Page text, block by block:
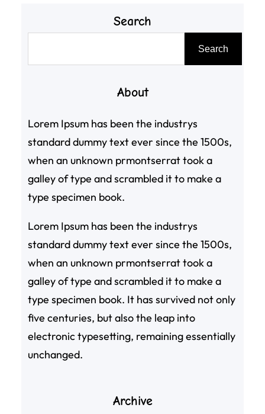
Search
Search
About
Lorem Ipsum has been the industrys
standard dummy text ever since the 1500s,
when an unknown prmontserrat took a
galley of type and scrambled it to make a
type specimen book.
Lorem Ipsum has been the industrys
standard dummy text ever since the 1500s,
when an unknown prmontserrat took a
galley of type and scrambled it to make a
type specimen book. It has survived not only
five centuries, but also the leap into
electronic typesetting, remaining essentially
unchanged.
Archive